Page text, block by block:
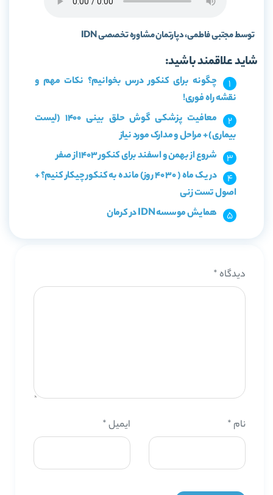
توسط مجتبی فاطمی، دپارتمان مشاوره تخصصی IDN
شاید علاقمند باشید:
چگونه برای کنکور درس بخوانیم؟ نکات مهم و
نقشه راه فوری!
معافیت پزشکی گوش حلق بینی 1400 (لیست
بیماری) + مراحل و مدارک مورد نیاز
شروع از بهمن و اسفند برای کنکور 1403 از صفر
در یک ماه ( 30 40 روز) مانده به کنکور چیکار کنیم؟ +
اصول تست زنی
همایش موسسه IDN در کرمان
دیدگاه *
نام * ایمیل*